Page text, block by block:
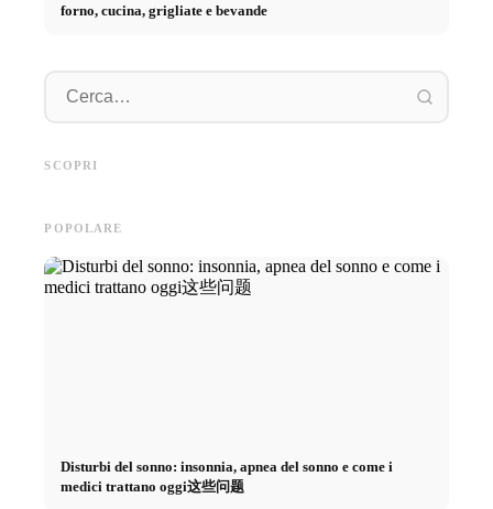
forno, cucina, grigliate e bevande
SCOPRI
online mirato
POPOLARE
Disturbi del sonno: insonnia, apnea del sonno e come i
medici trattano oggi这些问题